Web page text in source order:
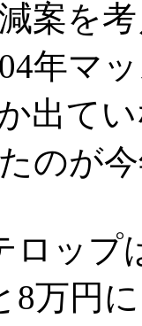
案を
年マ
出て
のが
ロップ
8万円